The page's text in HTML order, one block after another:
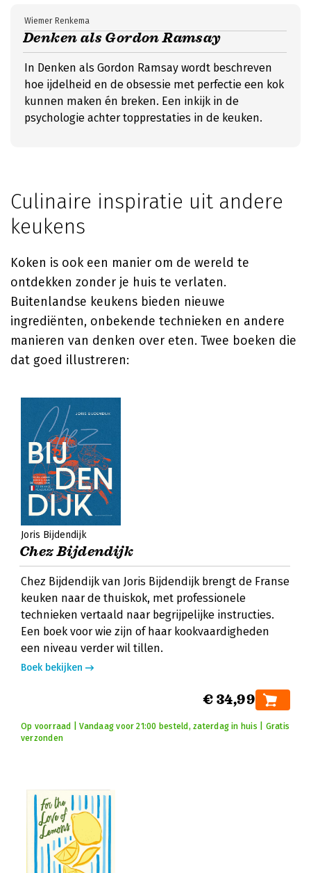
Denken als Gordon Ramsay
Wiemer Renkema
In Denken als Gordon Ramsay wordt beschreven
hoe ijdelheid en de obsessie met perfectie een kok
kunnen maken én breken. Een inkijk in de
psychologie achter topprestaties in de keuken.
Culinaire inspiratie uit andere
keukens
Koken is ook een manier om de wereld te
ontdekken zonder je huis te verlaten.
Buitenlandse keukens bieden nieuwe
ingrediënten, onbekende technieken en andere
manieren van denken over eten. Twee boeken die
dat goed illustreren:
Joris Bijdendijk
Chez Bijdendijk
Chez Bijdendijk van Joris Bijdendijk brengt de Franse
keuken naar de thuiskok, met professionele
technieken vertaald naar begrijpelijke instructies.
Een boek voor wie zijn of haar kookvaardigheden
een niveau verder wil tillen.
Boek bekijken
€ 34,99
Op voorraad | Vandaag voor 21:00 besteld, zaterdag in huis | Gratis
verzonden